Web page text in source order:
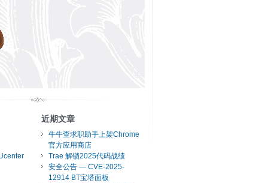
近期文章
牛牛查求职助手上架Chrome
官方应用商店
Trae 解锁2025代码战绩
安全公告 — CVE-2025-
12914 BT宝塔面板